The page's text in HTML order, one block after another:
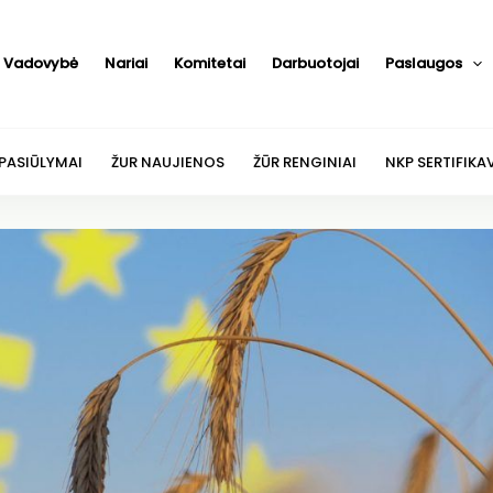
Vadovybė Nariai Komitetai Darbuotojai Paslaugos
ŽUR NAUJIENOS ŽŪR RENGINIAI NKP